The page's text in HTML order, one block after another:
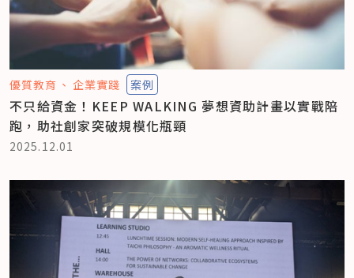
優質教育 企業實踐 案例
不只給資金！KEEP WALKING 夢想資助計畫以實戰陪
跑，助社創家突破規模化瓶頸
2025.12.01